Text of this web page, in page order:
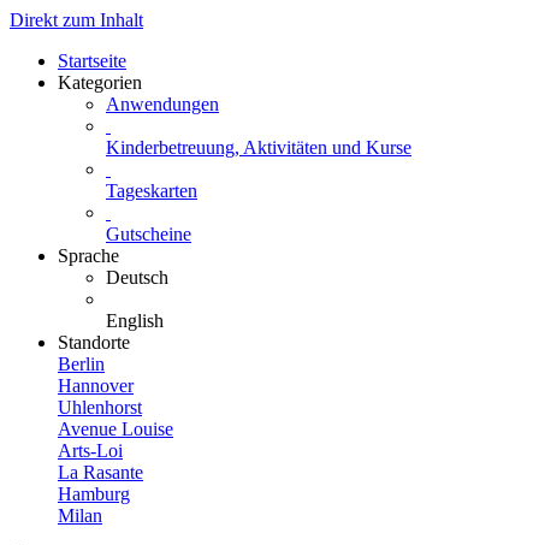
Direkt zum Inhalt
Startseite
Kategorien
Anwendungen
Kinderbetreuung, Aktivitäten und Kurse
Tageskarten
Gutscheine
Sprache
Deutsch
English
Standorte
Berlin
Hannover
Uhlenhorst
Avenue Louise
Arts-Loi
La Rasante
Hamburg
Milan